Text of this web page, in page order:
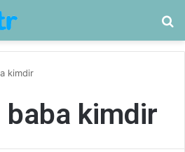
kimdir
kimdir